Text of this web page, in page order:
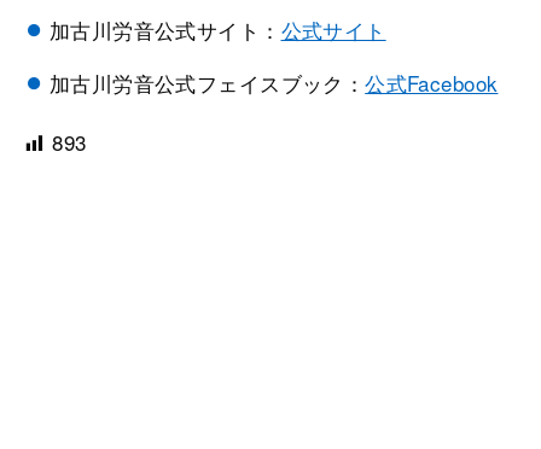
加古川労音公式サイト： 公式サイト
加古川労音公式フェイスブック：公式Facebook
893